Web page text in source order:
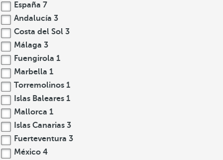
España 7
Andalucía 3
Costa del Sol 3
Málaga 3
Fuengirola 1
Marbella 1
Torremolinos 1
Islas Baleares 1
Mallorca 1
Islas Canarias 3
Fuerteventura 3
México 4